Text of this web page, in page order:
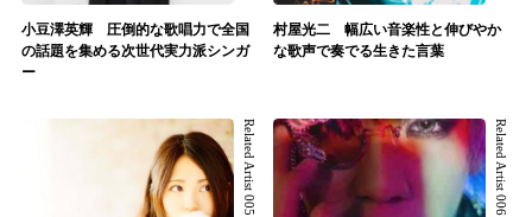
小豆澤英輝 圧倒的な歌唱力で全国
の話題を集める次世代実力派シンガ
ー
村屋光二 幅広い音楽性と伸びやか
な歌声で奏でる生きた言葉
Related Artist 005 Related Artist 006